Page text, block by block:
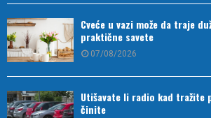
Cveće u vazi može da traje
praktične savete
07/08/2026
Utišavate li radio kad tražite
činite